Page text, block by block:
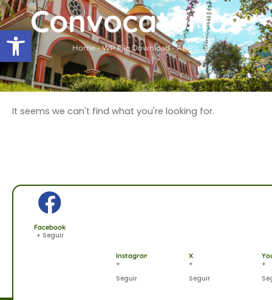
Abrir barra de herramientas
Ir
al
contenidoConvocatorias
Home-WP File Download-ABRIL
It seems we can't find what you're looking for.
Facebook
+ Seguir
Instagram
+
Seguir
X
+
Seguir
+